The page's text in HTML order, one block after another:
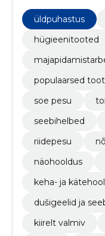
muud alates 2008.
üldpuhastus
hügieenitooted
populaarsed
soe pesu
seebihelbed
riidepesu
näohooldus
keha- ja
dušigeelid ja
kiirelt valmiv